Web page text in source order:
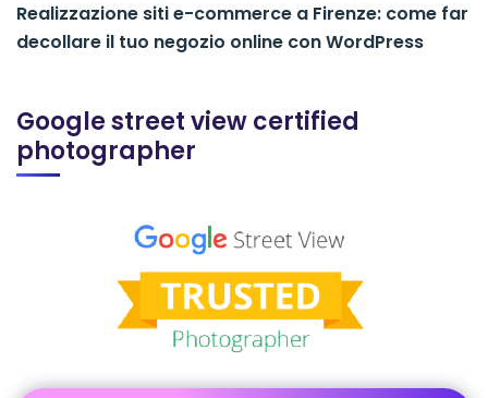
Realizzazione siti e-commerce a Firenze: come far
decollare il tuo negozio online con WordPress
Google street view certified
photographer